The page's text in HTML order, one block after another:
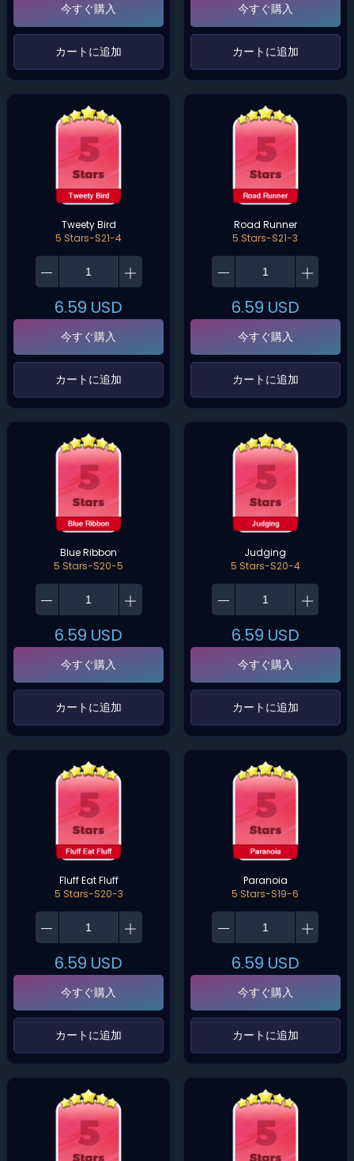
今すぐ購入
‌カートに追加‌
今すぐ購入
‌カートに追加‌
Tweety Bird
5 Stars-S21-4
6.59 USD
今すぐ購入
‌カートに追加‌
Road Runner
5 Stars-S21-3
6.59 USD
今すぐ購入
‌カートに追加‌
Blue Ribbon
5 Stars-S20-5
6.59 USD
今すぐ購入
‌カートに追加‌
Judging
5 Stars-S20-4
6.59 USD
今すぐ購入
‌カートに追加‌
Fluff Eat Fluff
5 Stars-S20-3
6.59 USD
今すぐ購入
‌カートに追加‌
Paranoia
5 Stars-S19-6
6.59 USD
今すぐ購入
‌カートに追加‌